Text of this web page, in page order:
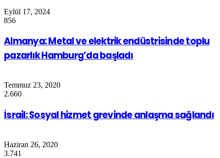
Eylül 17, 2024
856
Almanya: Metal ve elektrik endüstrisinde toplu
pazarlık Hamburg’da başladı
Temmuz 23, 2020
2.660
İsrail: Sosyal hizmet grevinde anlaşma sağlandı
Haziran 26, 2020
3.741